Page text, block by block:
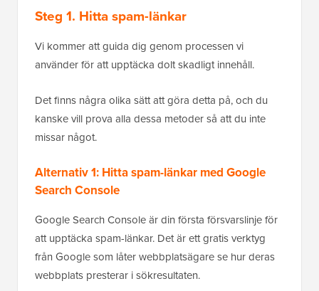
Steg 1. Hitta spam-länkar
Vi kommer att guida dig genom processen vi
använder för att upptäcka dolt skadligt innehåll.
Det finns några olika sätt att göra detta på, och du
kanske vill prova alla dessa metoder så att du inte
missar något.
Alternativ 1: Hitta spam-länkar med Google
Search Console
Google Search Console är din första försvarslinje för
att upptäcka spam-länkar. Det är ett gratis verktyg
från Google som låter webbplatsägare se hur deras
webbplats presterar i sökresultaten.